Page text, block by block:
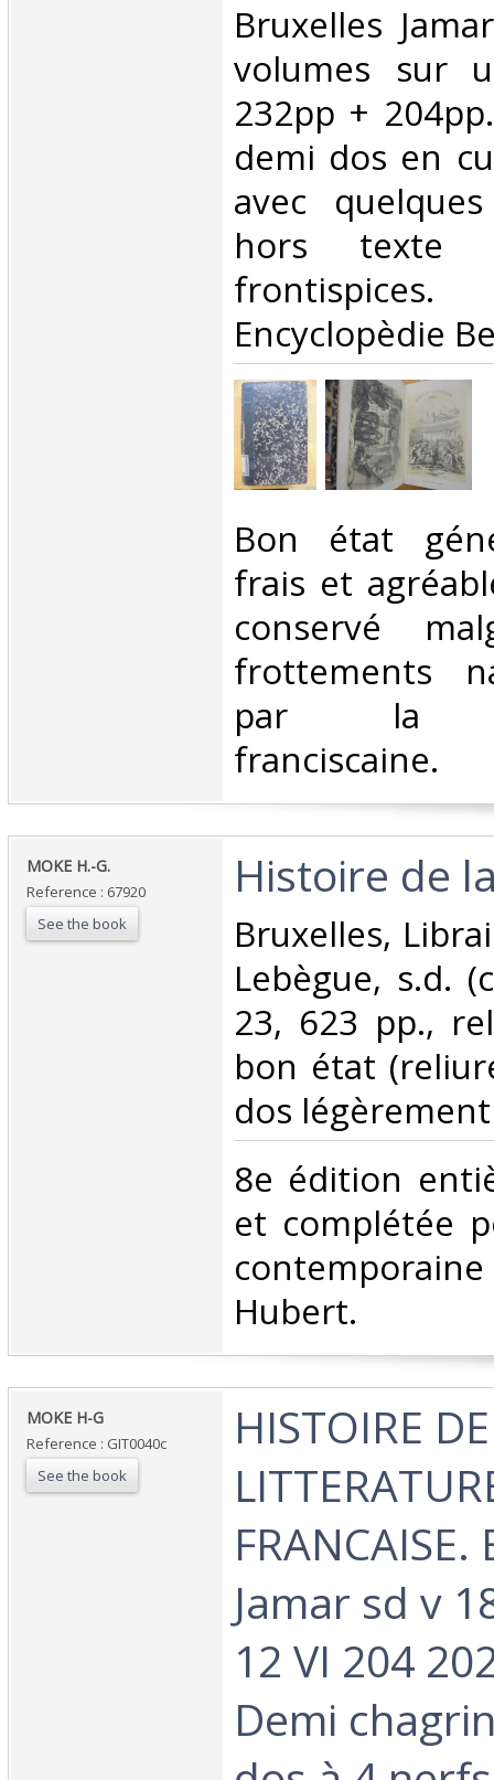
‎Bruxelles
volumes sur
232pp +
demi dos en
avec
hors texte
Encyclopèdie
‎Bon état
frais et
conservé
frottements
par la
franciscaine. ‎
‎MOKE H.-G.‎
Reference : 67920
See the book
‎Histoire de
‎Bruxelles,
Lebègue, s.d.
23, 623 pp.,
bon état
dos
‎8e édition
et complétée
Hubert.‎
‎MOKE H-G‎
Reference : GIT0040c
See the book
‎HISTOIRE
Jamar sd v
12 VI 204
Demi